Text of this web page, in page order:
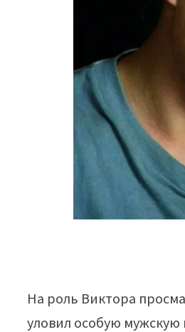
На роль Виктора
уловил особую мужскую